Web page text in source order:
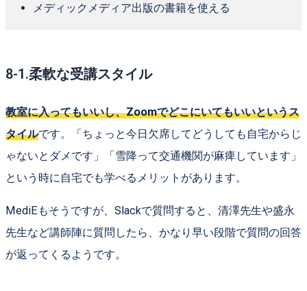
メディックメディア出版の書籍を使える
8-1.柔軟な受講スタイル
教室に入ってもいいし、Zoomでどこにいてもいいというス
タイルです。「ちょっと今日欠席してどうしても自宅からじ
ゃないとダメです」「雪降って交通機関が麻痺しています」
という時に自宅でも学べるメリットがあります。
MediEもそうですが、Slackで質問すると、清澤先生や盛永
先生など講師陣に質問したら、かなり早い段階で質問の回答
が返ってくるようです。